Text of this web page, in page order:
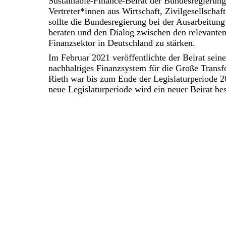
Vertreter*innen aus Wirtschaft,
sollte die Bundesregierung bei der
beraten und den Dialog zwischen den
Finanzsektor in Deutschland zu stärken.
Im Februar 2021 veröffentlichte der Beirat
nachhaltiges Finanzsystem für die Große
Rieth war bis zum Ende der Legislaturperiode
neue Legislaturperiode wird ein neuer Beirat